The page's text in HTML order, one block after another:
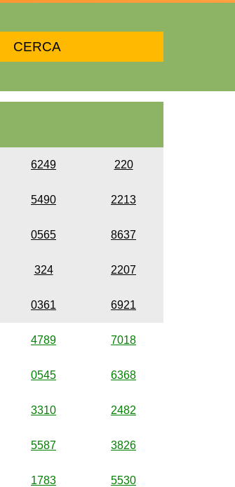
6249 220
5490 2213
0565 8637
324 2207
0361 6921
4789 7018
0545 6368
3310 2482
5587 3826
1783 5530